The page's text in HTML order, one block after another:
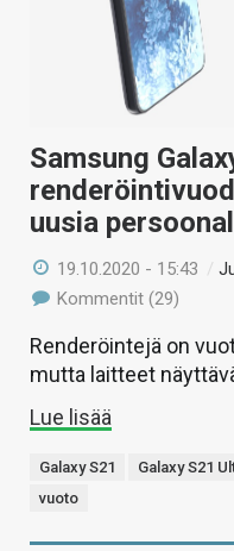
Samsung
uusia
19.10.2020 - 15:43 /
Kommentit (29)
Renderöintejä on
mutta laitteet
Lue lisää
Galaxy S21 Galaxy S21
vuoto